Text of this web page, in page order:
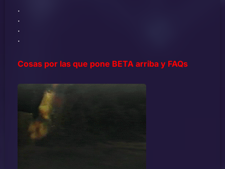
.
.
.
.
Cosas por las que pone BETA arriba y FAQs